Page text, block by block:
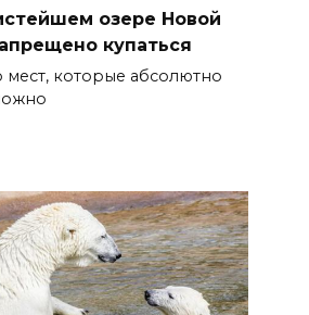
озере Новой
купаться
которые абсолютно